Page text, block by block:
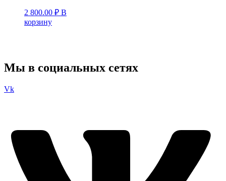
2 800.00 ₽ В
корзину
Мы в социальных сетях
Vk